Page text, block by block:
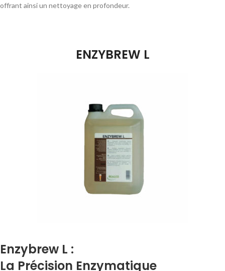
offrant ainsi un nettoyage en profondeur.
ENZYBREW L
Enzybrew L :
La Précision Enzymatique